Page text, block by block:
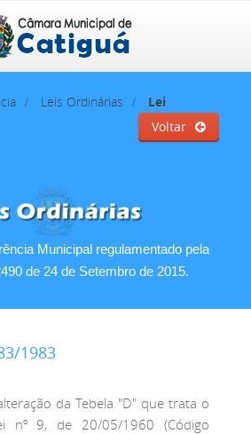
Leis Ordinárias
Lei
Voltar
Municipal regulamentado pela
de 24 de Setembro de 2015.
1983
da Tebela "D" que trata o
nº 9, de 20/05/1960 (Código